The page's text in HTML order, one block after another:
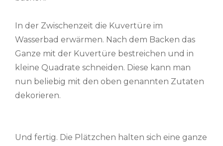
In der Zwischenzeit die Kuvertüre im
Wasserbad erwärmen. Nach dem Backen das
Ganze mit der Kuvertüre bestreichen und in
kleine Quadrate schneiden. Diese kann man
nun beliebig mit den oben genannten Zutaten
dekorieren.
Und fertig. Die Plätzchen halten sich eine ganze